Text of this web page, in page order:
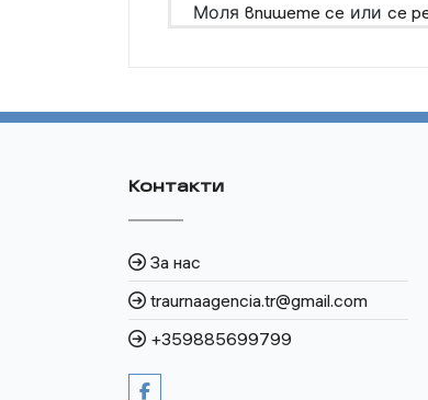
Моля впишете се или се
Контакти
За нас
traurnaagencia.tr@gmail.com
+359885699799